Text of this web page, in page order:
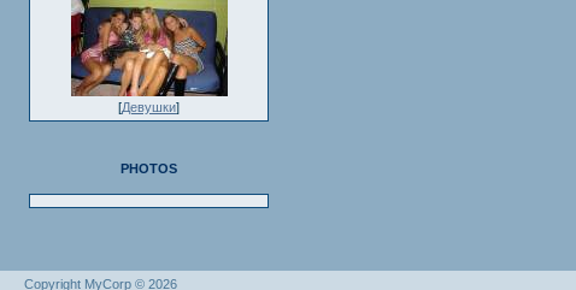
[Девушки]
PHOTOS
Copyright MyCorp © 2026